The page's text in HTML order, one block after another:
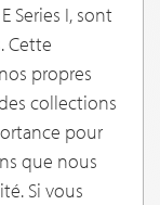
Series I, sont
Cette
propres
collections
pour
que nous
Si vous